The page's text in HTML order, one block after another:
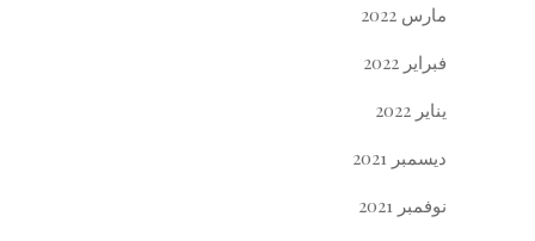
مارس 2022
فبراير 2022
يناير 2022
ديسمبر 2021
نوفمبر 2021